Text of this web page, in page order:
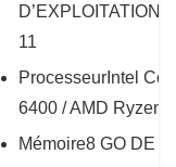
D’EXPLOITATION
11
Processeur Intel
6400 / AMD Ryzen
Mémoire8 GO DE